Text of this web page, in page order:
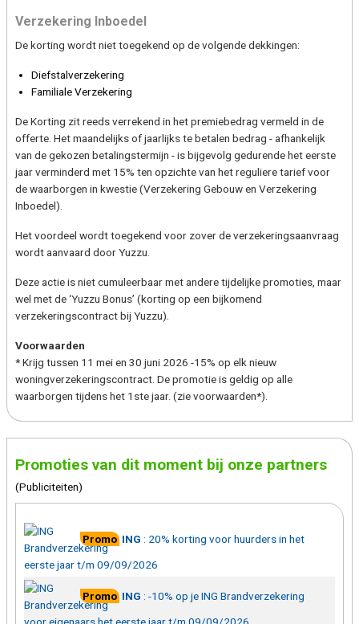
Verzekering Inboedel
De korting wordt niet toegekend op de volgende dekkingen:
Diefstalverzekering
Familiale Verzekering
De Korting zit reeds verrekend in het premiebedrag vermeld in de
offerte. Het maandelijks of jaarlijks te betalen bedrag - afhankelijk
van de gekozen betalingstermijn - is bijgevolg gedurende het eerste
jaar verminderd met 15% ten opzichte van het reguliere tarief voor
de waarborgen in kwestie (Verzekering Gebouw en Verzekering
Inboedel).
Het voordeel wordt toegekend voor zover de verzekeringsaanvraag
wordt aanvaard door Yuzzu.
Deze actie is niet cumuleerbaar met andere tijdelijke promoties, maar
wel met de ‘Yuzzu Bonus’ (korting op een bijkomend
verzekeringscontract bij Yuzzu).
Voorwaarden
* Krijg tussen 11 mei en 30 juni 2026 -15% op elk nieuw
woningverzekeringscontract. De promotie is geldig op alle
waarborgen tijdens het 1ste jaar. (zie voorwaarden*).
Promoties van dit moment bij onze partners
(Publiciteiten)
Promo ING : 20% korting voor huurders in het
eerste jaar t/m 09/09/2026
Promo ING : -10% op je ING Brandverzekering